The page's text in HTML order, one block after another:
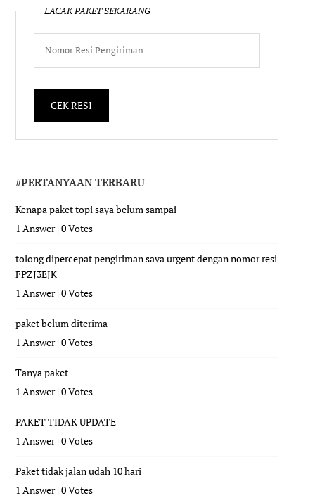
LACAK PAKET SEKARANG
#PERTANYAAN TERBARU
Kenapa paket topi saya belum sampai
1 Answer|0 Votes
tolong dipercepat pengiriman saya urgent dengan nomor resi
FPZJ3EJK
1 Answer|0 Votes
paket belum diterima
1 Answer|0 Votes
Tanya paket
1 Answer|0 Votes
PAKET TIDAK UPDATE
1 Answer|0 Votes
Paket tidak jalan udah 10 hari
1 Answer|0 Votes